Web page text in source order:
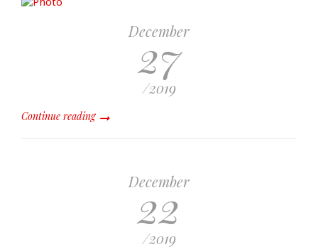
December
27
/2019
Continue reading
December
22
/2019